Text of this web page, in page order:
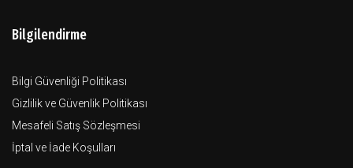
Bilgilendirme
Bilgi Güvenliği Politikası
Gizlilik ve Güvenlik Politikası
Mesafeli Satış Sözleşmesi
İptal ve İade Koşulları